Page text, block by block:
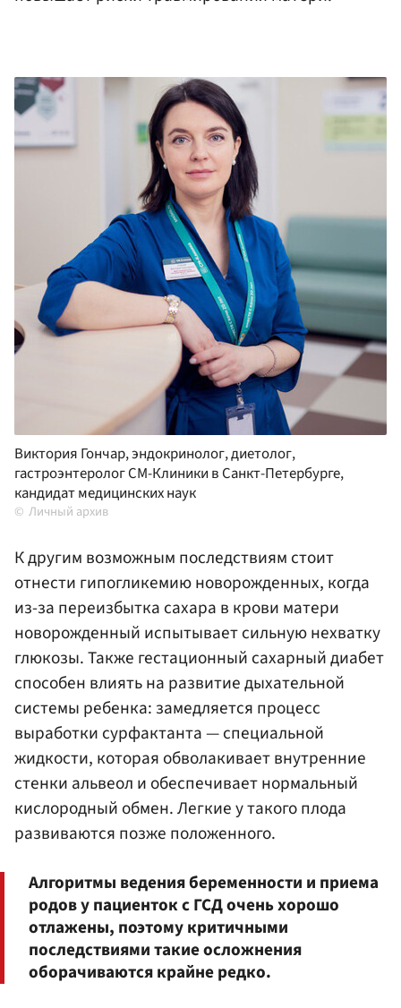
Виктория Гончар, эндокринолог, диетолог,
гастроэнтеролог СМ-Клиники в Санкт-Петербурге,
кандидат медицинских наук
Личный архив
К другим возможным последствиям стоит
отнести гипогликемию новорожденных, когда
из-за переизбытка сахара в крови матери
новорожденный испытывает сильную нехватку
глюкозы. Также гестационный сахарный диабет
способен влиять на развитие дыхательной
системы ребенка: замедляется процесс
выработки сурфактанта — специальной
жидкости, которая обволакивает внутренние
стенки альвеол и обеспечивает нормальный
кислородный обмен. Легкие у такого плода
развиваются позже положенного.
Алгоритмы ведения беременности и приема
родов у пациенток с ГСД очень хорошо
отлажены, поэтому критичными
последствиями такие осложнения
оборачиваются крайне редко.